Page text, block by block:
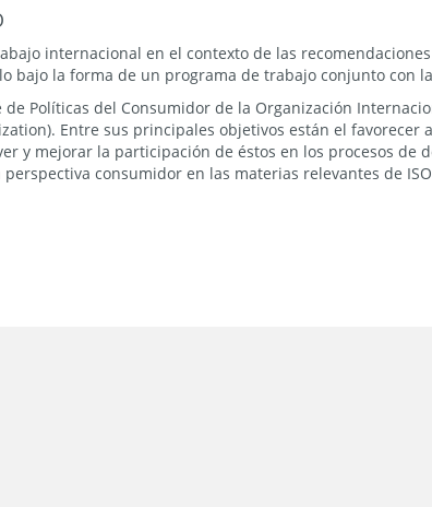
internacional en el contexto de las
bajo la forma de un programa de trabajo conjunto con
de Políticas del Consumidor de la Organización
Entre sus principales objetivos están el favorecer
y mejorar la participación de éstos en los procesos de
consumidor en las materias relevantes de